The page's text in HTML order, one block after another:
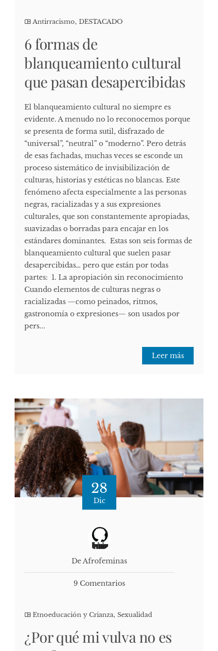
Antirracismo, DESTACADO
6 formas de
blanqueamiento cultural
que pasan desapercibidas
El blanqueamiento cultural no siempre es
evidente. A menudo no lo reconocemos porque
se presenta de forma sutil, disfrazado de
“universal”, “neutral” o “moderno”. Pero detrás
de esas fachadas, muchas veces se esconde un
proceso sistemático de invisibilización de
culturas, historias y estéticas no blancas. Este
fenómeno afecta especialmente a las personas
negras, racializadas y a sus expresiones
culturales, que son constantemente apropiadas,
suavizadas o borradas para encajar en los
estándares dominantes. Estas son seis formas de
blanqueamiento cultural que suelen pasar
desapercibidas… pero que están por todas
partes: 1. La apropiación sin reconocimiento
Cuando elementos de culturas negras o
racializadas —como peinados, ritmos,
gastronomía o expresiones— son usados por
pers...
Leer más
28
Dic
De Afrofeminas
9 Comentarios
Etnoeducación y Crianza, Sexualidad
¿Por qué mi vulva no es